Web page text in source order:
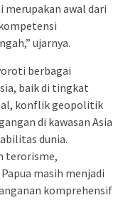
merupakan awal dari
ujarnya.
berbagai
baik di tingkat
konflik geopolitik
di kawasan Asia
dunia.
terorisme,
masih menjadi
komprehensif